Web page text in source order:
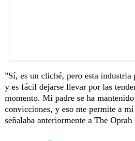
"Sí, es un cliché, pero esta industria
y es fácil dejarse llevar por las
momento. Mi padre se ha
convicciones, y eso me permite a
señalaba anteriormente a The